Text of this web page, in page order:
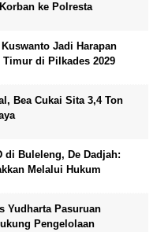
ke Polresta
Jadi Harapan
Timur di Pilkades 2029
Bea Cukai Sita 3,4 Ton
di Buleleng, De Dadjah:
Melalui Hukum
Yudharta Pasuruan
Pengelolaan